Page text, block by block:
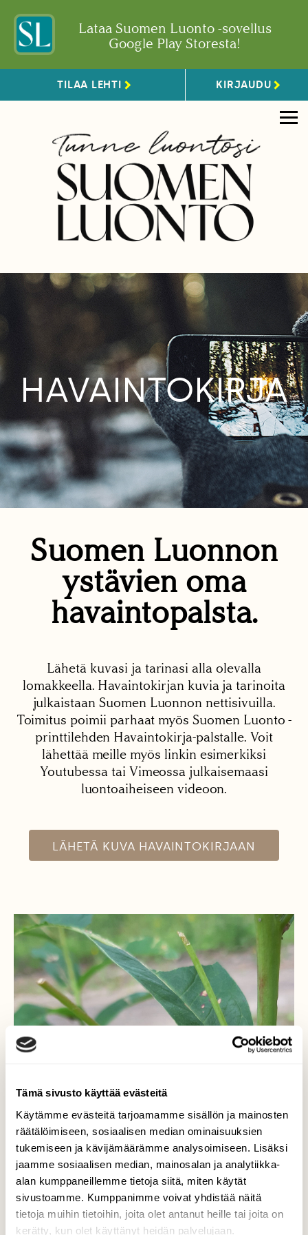
Tämä sivusto käyttää evästeitä
Käytämme evästeitä tarjoamamme sisällön ja mainosten
räätälöimiseen, sosiaalisen median ominaisuuksien
tukemiseen ja kävijämäärämme analysoimiseen. Lisäksi
jaamme sosiaalisen median, mainosalan ja analytiikka-
alan kumppaneillemme tietoja siitä, miten käytät
sivustoamme. Kumppanimme voivat yhdistää näitä
tietoja muihin tietoihin, joita olet antanut heille tai joita on
kerätty, kun olet käyttänyt heidän palvelujaan.
Lataa Suomen Luonto -sovellus
Google Play Storesta!
TILAA LEHTI KIRJAUDU
HAVAINTOKIRJA
Suomen Luonnon
ystävien oma
havaintopalsta.
Lähetä kuvasi ja tarinasi alla olevalla
lomakkeella. Havaintokirjan kuvia ja tarinoita
julkaistaan Suomen Luonnon nettisivuilla.
Toimitus poimii parhaat myös Suomen Luonto -
printtilehden Havaintokirja-palstalle. Voit
lähettää meille myös linkin esimerkiksi
Youtubessa tai Vimeossa julkaisemaasi
luontoaiheiseen videoon.
LÄHETÄ KUVA HAVAINTOKIRJAAN